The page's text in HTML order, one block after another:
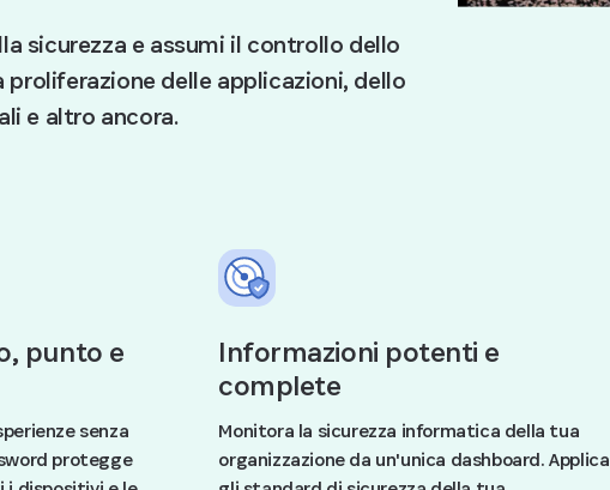
sicurezza e assumi il controllo dello
delle applicazioni, dello
e altro ancora.
punto e
senza
protegge
Informazioni potenti e
complete
Monitora la sicurezza informatica della tua
organizzazione da un'unica dashboard. Applica